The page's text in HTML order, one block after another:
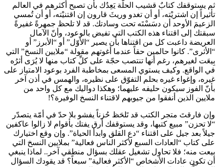
ثم يستوقفك كتابٌ قشيب الحلّة يَعِدُك بأن تصبح أكثرهم في العالم
تأثيراً إن اشتريْته، أو أن تغدو وريثَ قارون إن اقتنيْته، أو أن تُمسي
الزعيمَ الأوحد أن دسَسْتَه تحت وسادتك. قد لا تلحظ جمهرةً غفيرةً
سبقتك إلى اقتناء هذه الكتب التي تفيض بالوعود، وأنّ الآمال
العريضة داعبت كل من اقتناها بأن يصير “الأوّل” أو “الأبرز” أو
“الأثرى”. كانوا حالمين حقاً عندما أغوتهم مقولة “ملايين النسخ” التي
بِيعَت لغيرهم، رغم أنها تنتصب حجّة على كلِّ كتاب منها لا يُرَى أثرُه
في الواقع. وكيف يستوي المسعى بمخاطبة الفرد بوعود الامتياز على
غيره، وإغواء غيره بحلم التفوّق على نظيره، والهمس في أذن آخر
بأنّ الفوز سيكون حليفه عليهما؛ وهكذا دواليك مع كل واحد من
ملايين الذين أنفقوا من جيوبهم لاقتناء النسخ الوفيرة؟!
وإن فارقتَ متجر الكتب قد تَلحَظ حُزناً يفشو بلا حدّ في أمّة يتصدّر
“لا تحزن” مبيع كتبها، وقد يستوقفك أرق يفتك بأقوام لا زالوا عاكفين
جيلاً بعد جيل على اقتناء “دع القلق وابدأ الحياة”. وإن وقع اختيارك
على كتاب “العادات السبع لأكثر الناس فعالية” بملايين النسخ التي
بيعت منه؛ فلا تحاول تشغيل عقلك بسؤال منطقي آخر.. لماذا ينبغي
أن تكون عادات الأشخاص “الأكثر فعالية” سبعاً؟ قد يقودك السؤال